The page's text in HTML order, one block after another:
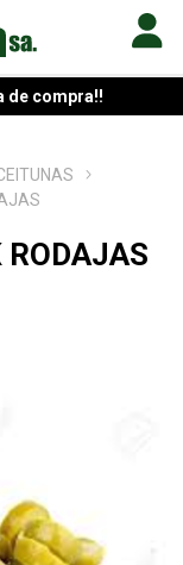
de compra!!
RODAJAS